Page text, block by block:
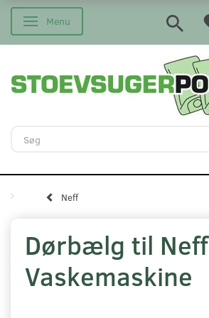
Skifte navigation
Menu
Neff
Dørbælg til Neff
Vaskemaskine